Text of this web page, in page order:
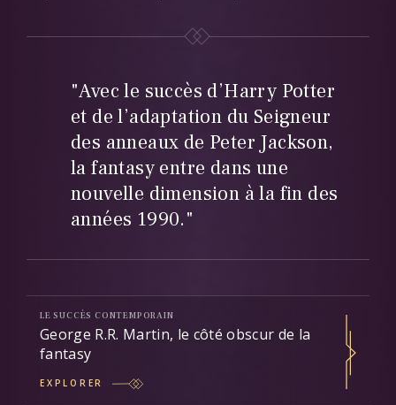
"Avec le succès d’Harry Potter
et de l’adaptation du Seigneur
des anneaux de Peter Jackson,
la fantasy entre dans une
nouvelle dimension à la fin des
années 1990."
LE SUCCÈS CONTEMPORAIN
George R.R. Martin, le côté obscur de la
fantasy
EXPLORER